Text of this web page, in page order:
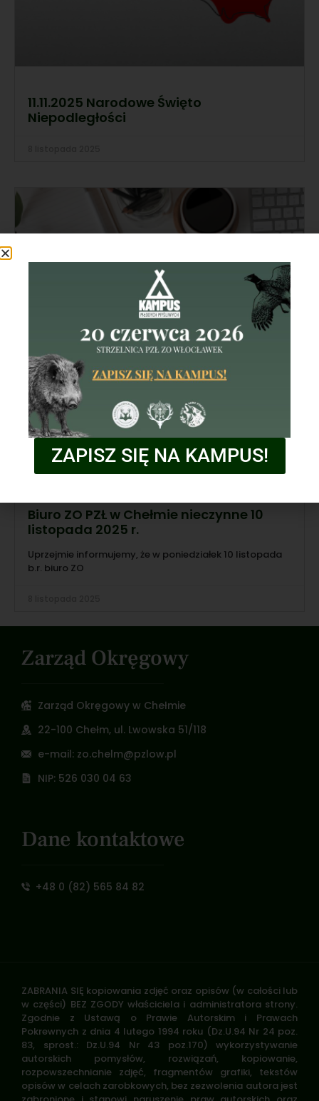
11.11.2025 Narodowe Święto
Niepodległości
Biuro ZO PZŁ w Chełmie nieczynne 10
listopada 2025 r.
Uprzejmie informujemy, że w poniedziałek 10 listopada
b.r. biuro ZO
Zarząd Okręgowy
Zarząd Okręgowy w Chełmie
22-100 Chełm, ul. Lwowska 51/118
e-mail: zo.chelm@pzlow.pl
NIP: 526 030 04 63
Dane kontaktowe
+48 0 (82) 565 84 82
ZABRANIA SIĘ kopiowania zdjęć oraz opisów (w całości lub
w części) BEZ ZGODY właściciela i administratora strony.
Zgodnie z Ustawą o Prawie Autorskim i Prawach
Pokrewnych z dnia 4 lutego 1994 roku (Dz.U.94 Nr 24 poz.
83, sprost.: Dz.U.94 Nr 43 poz.170) wykorzystywanie
autorskich pomysłów, rozwiązań, kopiowanie,
rozpowszechnianie zdjęć, fragmentów grafiki, tekstów
opisów w celach zarobkowych, bez zezwolenia autora jest
ZAPISZ SIĘ NA KAMPUS!